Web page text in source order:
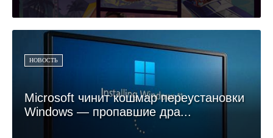
НОВОСТЬ
Microsoft чинит кошмар переустановки
Windows — пропавшие дра...